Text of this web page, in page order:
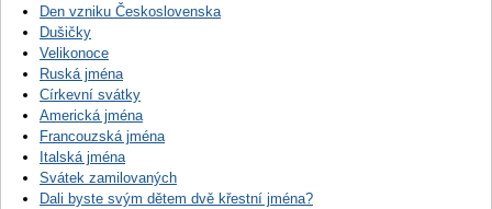
Den vzniku Československa
Dušičky
Velikonoce
Ruská jména
Církevní svátky
Americká jména
Francouzská jména
Italská jména
Svátek zamilovaných
Dali byste svým dětem dvě křestní jména?